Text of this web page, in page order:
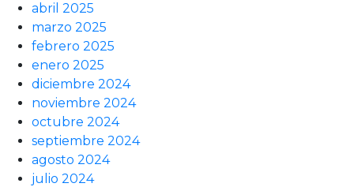
abril 2025
marzo 2025
febrero 2025
enero 2025
diciembre 2024
noviembre 2024
octubre 2024
septiembre 2024
agosto 2024
julio 2024